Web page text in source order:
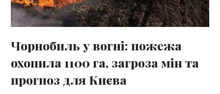
Чорнобиль у вогні: пожежа
охопила 1100 га, загроза мін та
прогноз для Києва